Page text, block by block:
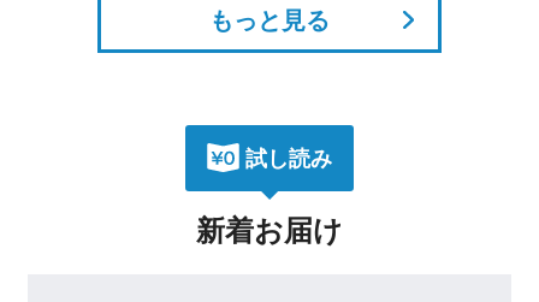
もっと見る
試し読み
新着お届け